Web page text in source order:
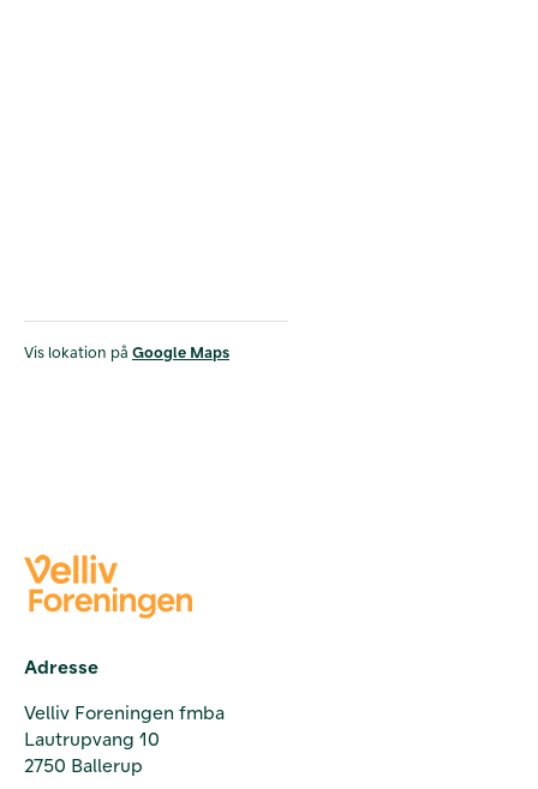
Vis lokation på Google Maps
Adresse
Velliv Foreningen fmba
Lautrupvang 10
2750 Ballerup